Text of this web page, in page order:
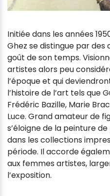
Initiée dans les années
Ghez se distingue par
goût de son temps.
artistes alors peu
l’époque et qui
l’histoire de l’art tels que
Frédéric Bazille, Marie
Luce. Grand amateur de
s’éloigne de la peinture
dans les collections
période. Il accorde
aux femmes artistes,
l’exposition.